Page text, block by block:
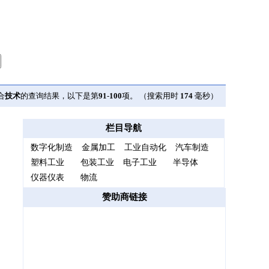
技术的查询结果，以下是第91-100项。 （搜索用时 174 毫秒）
栏目导航
数字化制造 金属加工 工业自动化
汽车制造
塑料工业
包装工业 电子工业
半导体
仪器仪表
物流
赞助商链接